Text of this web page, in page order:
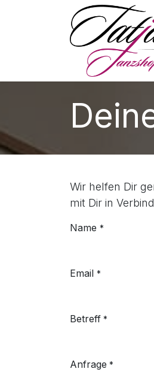
Wir helfen Dir
mit Dir in
Name *
Email *
Betreff *
Anfrage *